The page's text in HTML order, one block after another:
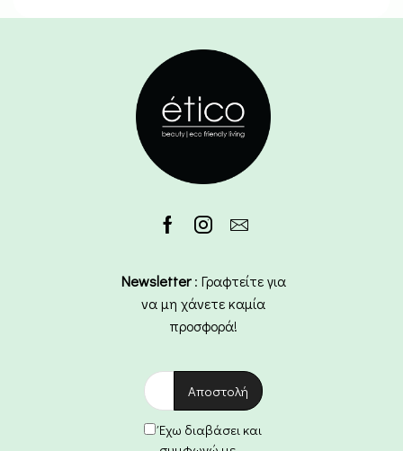
Newsletter: Γραφτείτε για
να μη χάνετε καμία
προσφορά!
Έχω διαβάσει και